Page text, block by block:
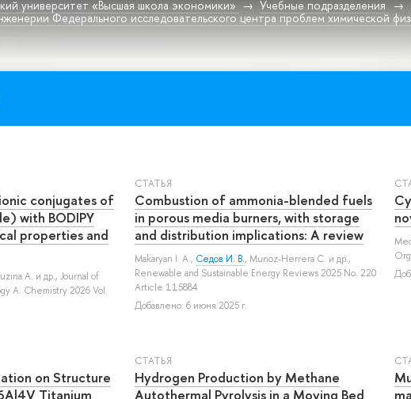
университет «Высшая школа экономики» Учебные подразделения
Федерального исследовательского центра проблем химической
conjugates of
with BODIPY
properties and
A. и др., Journal of
A: Chemistry 2026 Vol.
СТАТЬЯ
Combustion of ammonia-blended fuels
in porous media burners, with storage
and distribution implications: A review
Makaryan I. A., Седов И. В.,Munoz-Herrera C. и др.,
Renewable and Sustainable Energy Reviews 2025 No. 220
Article 115884
Добавлено: 6 июня 2025 г.
on Structure
Titanium
СТАТЬЯ
Hydrogen Production by Methane
Autothermal Pyrolysis in a Moving Bed